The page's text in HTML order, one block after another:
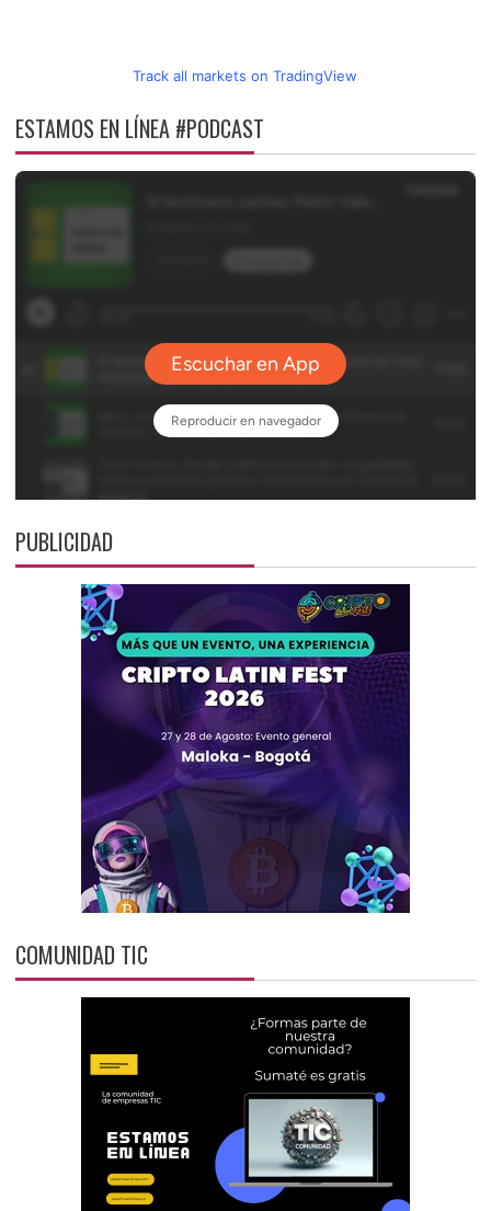
Track all markets on TradingView
ESTAMOS EN LÍNEA #PODCAST
PUBLICIDAD
COMUNIDAD TIC